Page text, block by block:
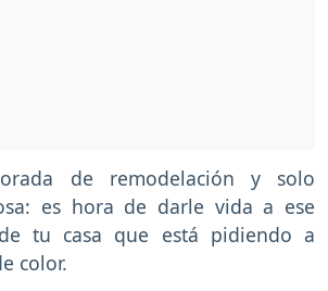
de remodelación y solo
es hora de darle vida a ese
tu casa que está pidiendo a
color.